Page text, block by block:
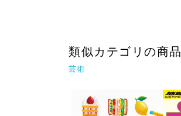
類似カテゴリの商品
芸術